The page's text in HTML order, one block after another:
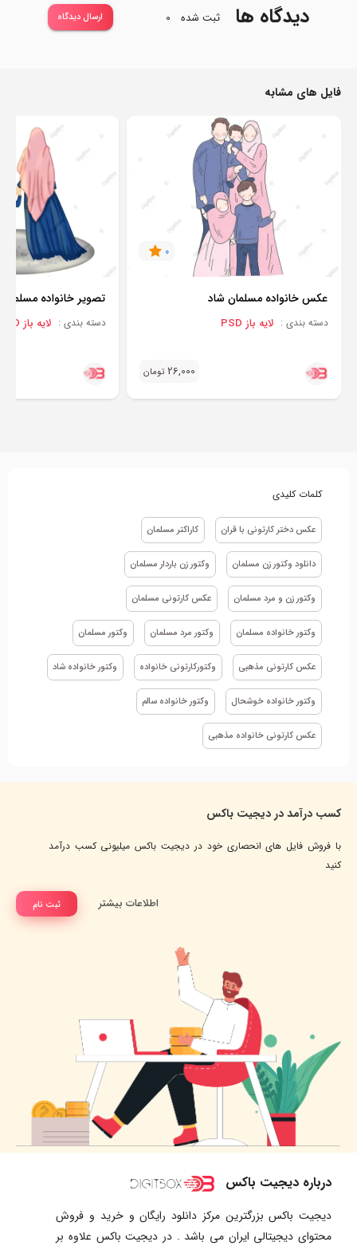
دیدگاه ها ثبت شده 0 ارسال دیدگاه
فایل های مشابه
0
عکس خانواده مسلمان شاد
دسته بندی : لایه باز PSD
26,000 تومان
تصویر خانواده مسلمان
دسته بندی : لایه باز PSD
کلمات کلیدی
عکس دختر کارتونی با قران کاراکتر مسلمان
دانلود وکتور زن مسلمان وکتور زن باردار مسلمان
وکتور زن و مرد مسلمان عکس کارتونی مسلمان
وکتور خانواده مسلمان وکتور مرد مسلمان وکتور مسلمان
عکس کارتونی مذهبی وکتورکارتونی خانواده وکتور خانواده شاد
وکتور خانواده خوشحال وکتور خانواده سالم
عکس کارتونی خانواده مذهبی
کسب درآمد در دیجیت باکس
با فروش فایل های انحصاری خود در دیجیت باکس میلیونی کسب درآمد
کنید
ثبت نام اطلاعات بیشتر
درباره دیجیت باکس
دیجیت باکس بزرگترین مرکز دانلود رایگان و خرید و فروش
محتوای دیجیتالی ایران می باشد . در دیجیت باکس علاوه بر